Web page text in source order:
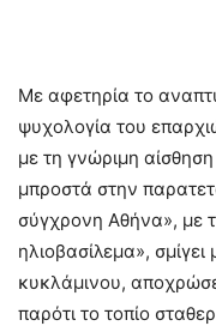
Με αφετηρία το
ψυχολογία του
με τη γνώριμη
μπροστά στην
σύγχρονη Αθήνα», με
ηλιοβασίλεμα»,
κυκλάμινου,
παρότι το τοπίο